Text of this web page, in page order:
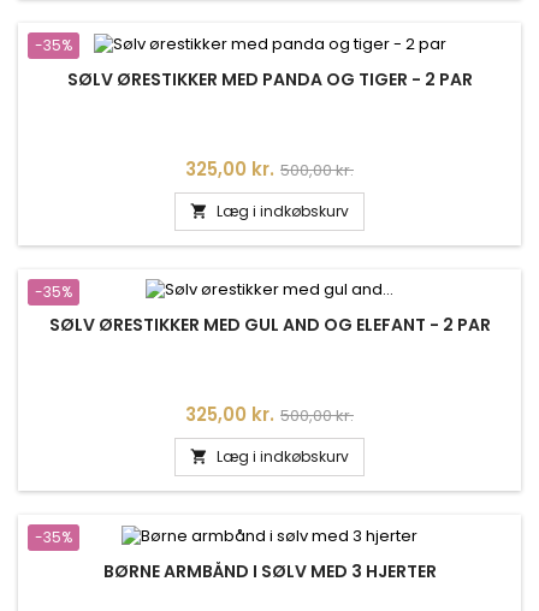
-35%
SØLV ØRESTIKKER MED PANDA OG TIGER - 2 PAR
Pris
325,00 kr. Normalpris
500,00 kr.
 Læg i indkøbskurv
-35%
SØLV ØRESTIKKER MED GUL AND OG ELEFANT - 2 PAR
Pris
325,00 kr. Normalpris
500,00 kr.
 Læg i indkøbskurv
-35%
BØRNE ARMBÅND I SØLV MED 3 HJERTER